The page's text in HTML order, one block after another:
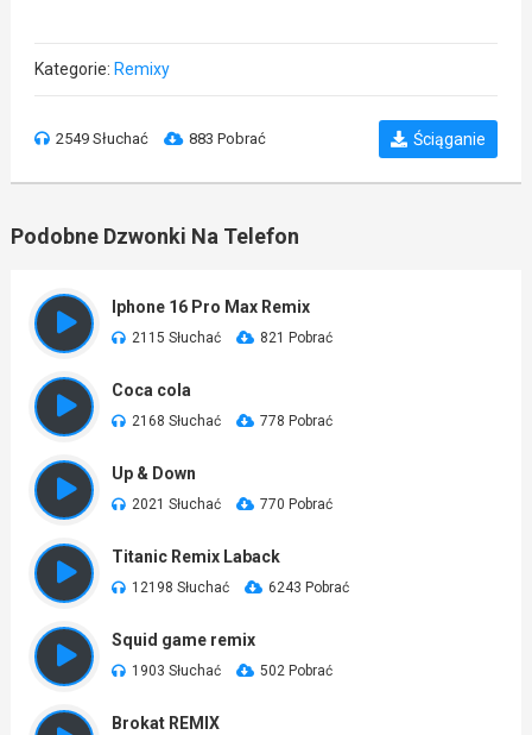
Kategorie: Remixy
2549 Słuchać 883 Pobrać Ściąganie
Podobne Dzwonki Na Telefon
Iphone 16 Pro Max Remix
2115 Słuchać 821 Pobrać
Coca cola
2168 Słuchać 778 Pobrać
Up & Down
2021 Słuchać 770 Pobrać
Titanic Remix Laback
12198 Słuchać 6243 Pobrać
Squid game remix
1903 Słuchać 502 Pobrać
Brokat REMIX